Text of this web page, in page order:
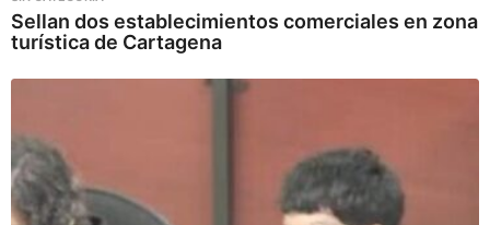
Sellan dos establecimientos comerciales en zona
turística de Cartagena